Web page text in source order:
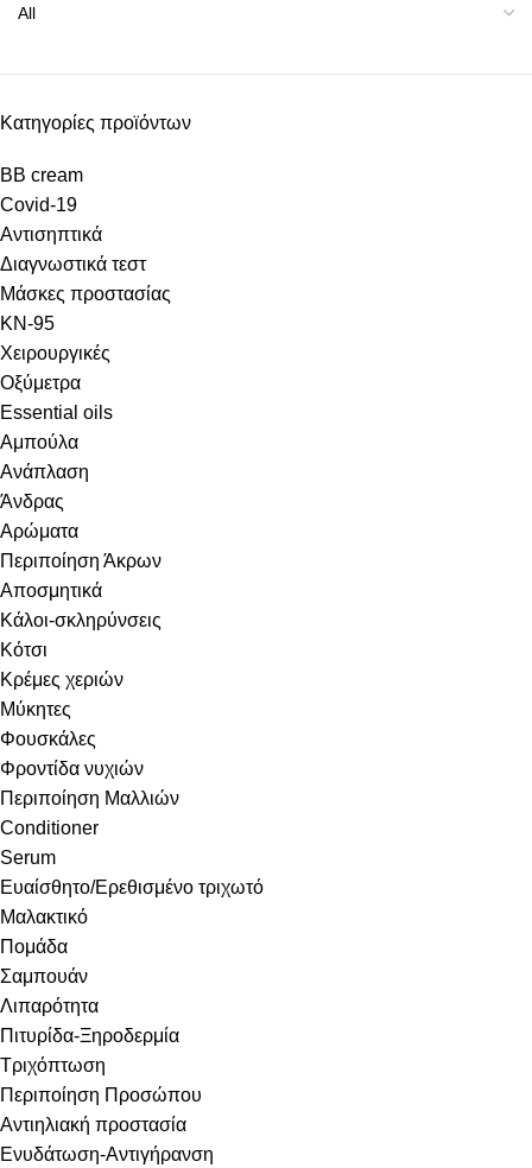
Κατηγορίες προϊόντων
BB cream
Covid-19
Αντισηπτικά
Διαγνωστικά τεστ
Μάσκες προστασίας
KN-95
Χειρουργικές
Οξύμετρα
Essential oils
Αμπούλα
Ανάπλαση
Άνδρας
Αρώματα
Περιποίηση Άκρων
Αποσμητικά
Κάλοι-σκληρύνσεις
Κότσι
Κρέμες χεριών
Μύκητες
Φουσκάλες
Φροντίδα νυχιών
Περιποίηση Μαλλιών
Conditioner
Serum
Ευαίσθητο/Ερεθισμένο τριχωτό
Μαλακτικό
Πομάδα
Σαμπουάν
Λιπαρότητα
Πιτυρίδα-Ξηροδερμία
Τριχόπτωση
Περιποίηση Προσώπου
Αντιηλιακή προστασία
Ενυδάτωση-Αντιγήρανση